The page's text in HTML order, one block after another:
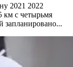
2021 2022
км с четырьмя
запланировано...